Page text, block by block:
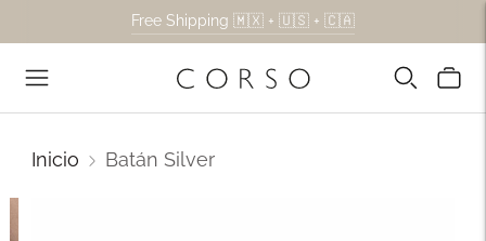
Free Shipping 🇲🇽 + 🇺🇸 + 🇨🇦
Inicio Batán Silver